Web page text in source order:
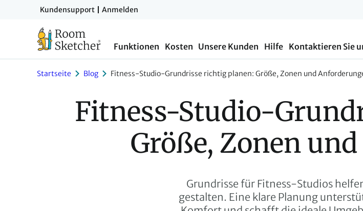
Kundensupport Anmelden
Funktionen Kosten Unsere Kunden Hilfe Kontaktieren Sie
Startseite Blog Fitness-Studio-Grundrisse richtig planen: Größe, Zonen und
Fitness-Studio-
Größe, Zonen
Grundrisse für Fitness-Studios
gestalten. Eine klare Planung